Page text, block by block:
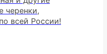
черенки,
всей России!